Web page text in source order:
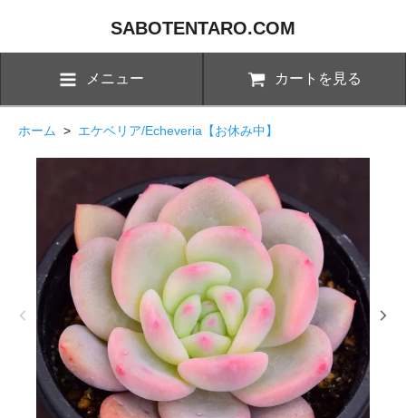
SABOTENTARO.COM
メニュー カートを見る
ホーム > エケベリア/Echeveria【お休み中】